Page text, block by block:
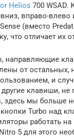
Helios 700 WSAD.
вправо-влево
(вместо
что отличает их
направляющие
от остальных,
и
клавиши, не
здесь мы больше
Turbo над
работать
5 для этого